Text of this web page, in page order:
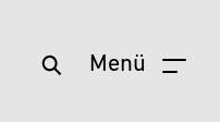
Menü